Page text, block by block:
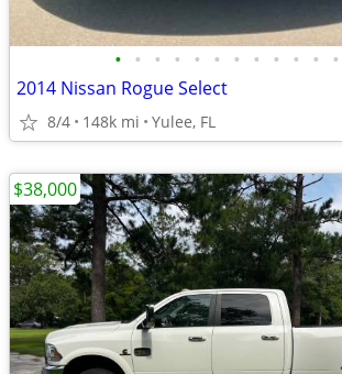
• • • • • • • • • • • •
2014 Nissan Rogue Select
8/4 148k mi Yulee, FL
$38,000